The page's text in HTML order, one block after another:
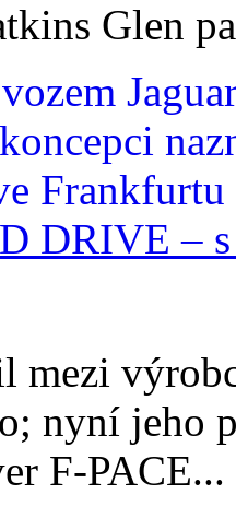
Glen
DRIVE –
mezi
nyní jeho
F-PACE...